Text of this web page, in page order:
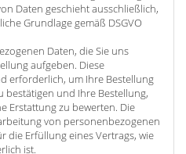
Daten geschieht ausschließlich,
Grundlage gemäß DSGVO
Daten, die Sie uns
aufgeben. Diese
erforderlich, um Ihre Bestellung
bestätigen und Ihre Bestellung,
Erstattung zu bewerten. Die
von personenbezogenen
die Erfüllung eines Vertrags, wie
ist.